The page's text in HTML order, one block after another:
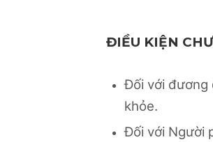
ĐIỀU KIỆN
Đối với đương
khỏe.
Đối với Người